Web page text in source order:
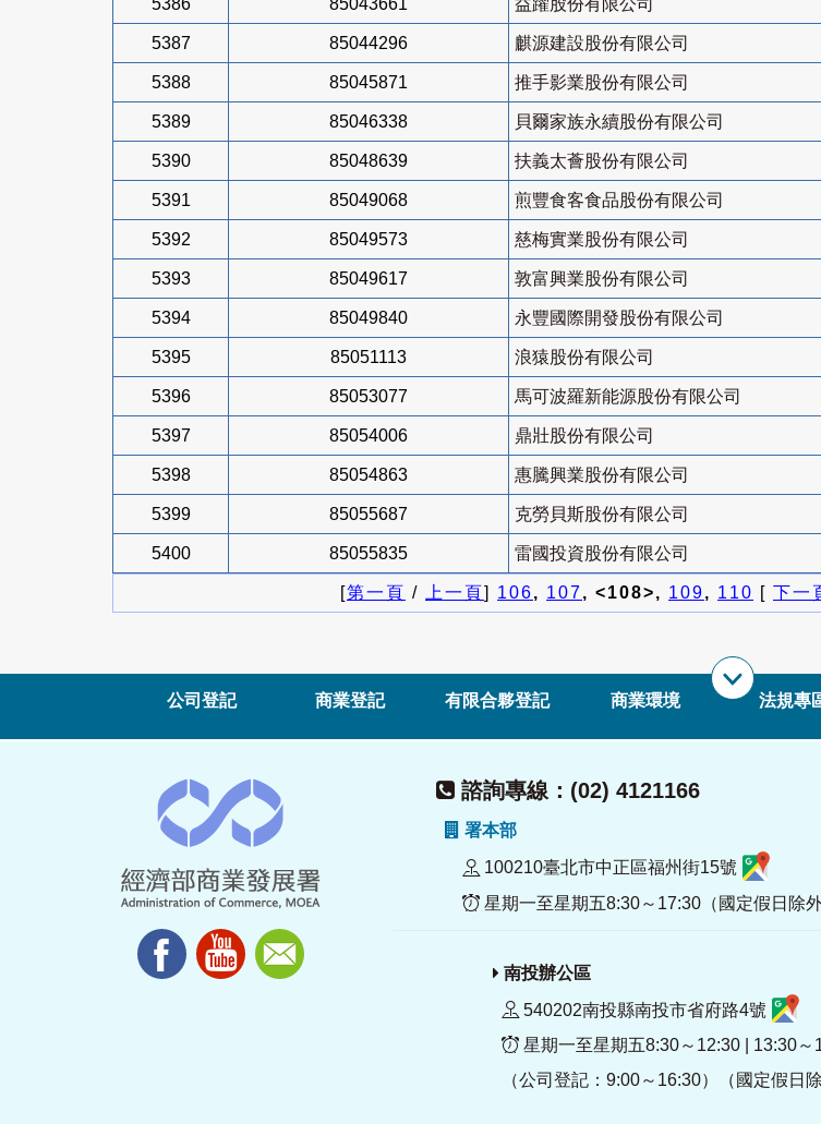
5386 85043661 益躍股份有限公司
5387 85044296 麒源建設股份有限公司
5388 85045871 推手影業股份有限公司
5389 85046338 貝爾家族永續股份有限公司
5390 85048639 扶義太薈股份有限公司
5391 85049068 煎豐食客食品股份有限公司
5392 85049573 慈梅實業股份有限公司
5393 85049617 敦富興業股份有限公司
5394 85049840 永豐國際開發股份有限公司
5395 85051113 浪猿股份有限公司
5396 85053077 馬可波羅新能源股份有限公司
5397 85054006 鼎壯股份有限公司
5398 85054863 惠騰興業股份有限公司
5399 85055687 克勞貝斯股份有限公司
5400 85055835 雷國投資股份有限公司
[第一頁 / 上一頁] 106, 107, <108>, 109, 110 [ 下一
公司登記 商業登記 有限合夥登記 商業環境 法規專
諮詢專線：(02) 4121166
署本部
100210臺北市中正區福州街15號
星期一至星期五8:30～17:30（國定假日除外
南投辦公區
540202南投縣南投市省府路4號
星期一至星期五8:30～12:30 | 13:30～
（公司登記：9:00～16:30）（國定假日除